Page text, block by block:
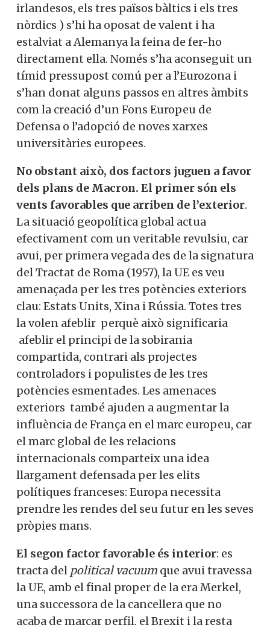
irlandesos, els tres països bàltics i els tres
nòrdics ) s’hi ha oposat de valent i ha
estalviat a Alemanya la feina de fer-ho
directament ella. Només s’ha aconseguit un
tímid pressupost comú per a l’Eurozona i
s’han donat alguns passos en altres àmbits
com la creació d’un Fons Europeu de
Defensa o l’adopció de noves xarxes
universitàries europees.
No obstant això, dos factors juguen a favor
dels plans de Macron. El primer són els
vents favorables que arriben de l’exterior.
La situació geopolítica global actua
efectivament com un veritable revulsiu, car
avui, per primera vegada des de la signatura
del Tractat de Roma (1957), la UE es veu
amenaçada per les tres potències exteriors
clau: Estats Units, Xina i Rússia. Totes tres
la volen afeblir perquè això significaria
afeblir el principi de la sobirania
compartida, contrari als projectes
controladors i populistes de les tres
potències esmentades. Les amenaces
exteriors també ajuden a augmentar la
influència de França en el marc europeu, car
el marc global de les relacions
internacionals comparteix una idea
llargament defensada per les elits
polítiques franceses: Europa necessita
prendre les rendes del seu futur en les seves
pròpies mans.
El segon factor favorable és interior: es
tracta del political vacuum que avui travessa
la UE, amb el final proper de la era Merkel,
una successora de la cancellera que no
acaba de marcar perfil, el Brexit i la resta